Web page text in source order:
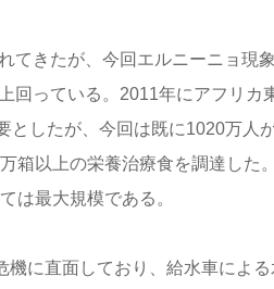
てきたが、今回エルニーニョ現
回っている。2011年にアフリカ
としたが、今回は既に1020万人
箱以上の栄養治療食を調達した
は最大規模である。
に直面しており、給水車によ